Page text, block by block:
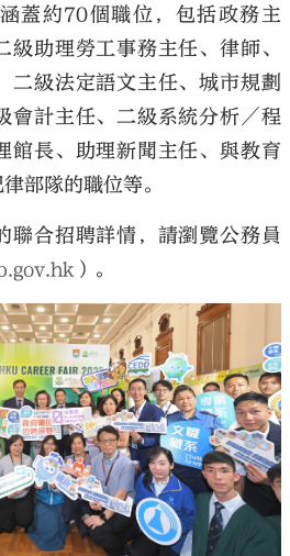
蓋約70個職位，包括政務主
助理勞工事務主任、律師、
二級法定語文主任、城市規劃
會計主任、二級系統分析／程
館長、助理新聞主任、與教育
部隊的職位等。
聯合招聘詳情，請瀏覽公務員
）。